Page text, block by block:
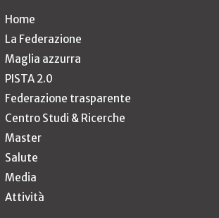
Home
La Federazione
Maglia azzurra
PISTA 2.0
Federazione trasparente
Centro Studi & Ricerche
Master
Salute
Media
Attività